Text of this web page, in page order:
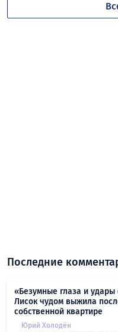
Последние
«Безумные глаза и удары
Лисок чудом выжила
собственной квартире
Юрий Холодён